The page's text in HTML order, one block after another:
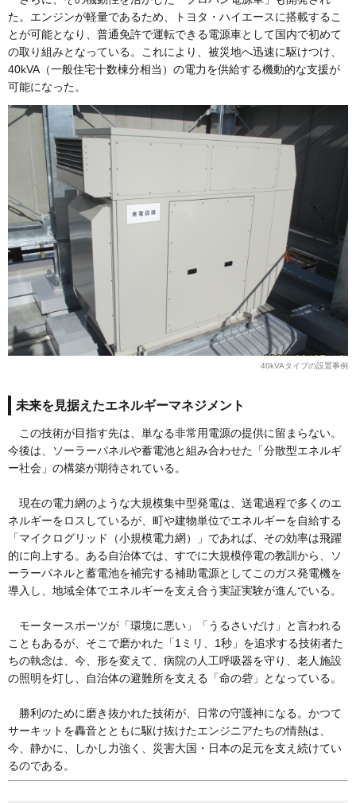
た。エンジンが軽量であるため、トヨタ・ハイエースに搭載するこ
とが可能となり、普通免許で運転できる電源車として国内で初めて
の取り組みとなっている。これにより、被災地へ迅速に駆けつけ、
40kVA（一般住宅十数棟分相当）の電力を供給する機動的な支援が
可能になった。
40kVAタイプの設置事例
未来を見据えたエネルギーマネジメント
この技術が目指す先は、単なる非常用電源の提供に留まらない。
今後は、ソーラーパネルや蓄電池と組み合わせた「分散型エネルギ
ー社会」の構築が期待されている。
現在の電力網のような大規模集中型発電は、送電過程で多くのエ
ネルギーをロスしているが、町や建物単位でエネルギーを自給する
「マイクログリッド（小規模電力網）」であれば、その効率は飛躍
的に向上する。ある自治体では、すでに大規模停電の教訓から、ソ
ーラーパネルと蓄電池を補完する補助電源としてこのガス発電機を
導入し、地域全体でエネルギーを支え合う実証実験が進んでいる。
モータースポーツが「環境に悪い」「うるさいだけ」と言われる
こともあるが、そこで磨かれた「1ミリ、1秒」を追求する技術者た
ちの執念は、今、形を変えて、病院の人工呼吸器を守り、老人施設
の照明を灯し、自治体の避難所を支える「命の砦」となっている。
勝利のために磨き抜かれた技術が、日常の守護神になる。かつて
サーキットを轟音とともに駆け抜けたエンジニアたちの情熱は、
今、静かに、しかし力強く、災害大国・日本の足元を支え続けてい
るのである。